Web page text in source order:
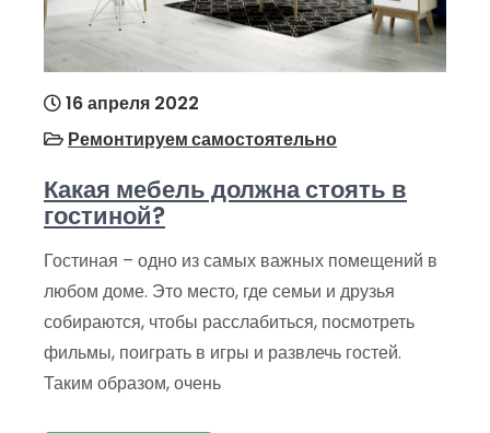
16 апреля 2022
Ремонтируем самостоятельно
Какая мебель должна стоять в
гостиной?
Гостиная – одно из самых важных помещений в
любом доме. Это место, где семьи и друзья
собираются, чтобы расслабиться, посмотреть
фильмы, поиграть в игры и развлечь гостей.
Таким образом, очень